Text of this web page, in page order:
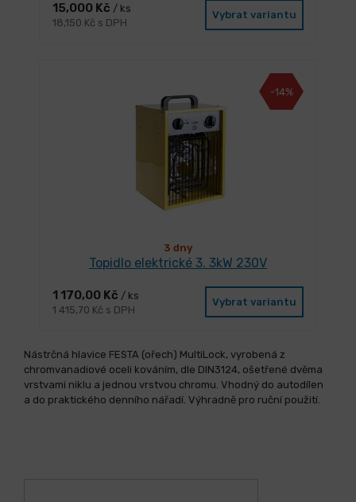
15,000 Kč / ks
18,150 Kč s DPH
Vybrat variantu
-14%
3 dny
Topidlo elektrické 3. 3kW 230V
1 170,00 Kč / ks
1 415,70 Kč s DPH
Vybrat variantu
Nástrčná hlavice FESTA (ořech) MultiLock, vyrobená z
chromvanadiové oceli kováním, dle DIN3124, ošetřené dvěma
vrstvami niklu a jednou vrstvou chromu. Vhodný do autodílen
a do praktického denního nářadí. Výhradně pro ruční použití.